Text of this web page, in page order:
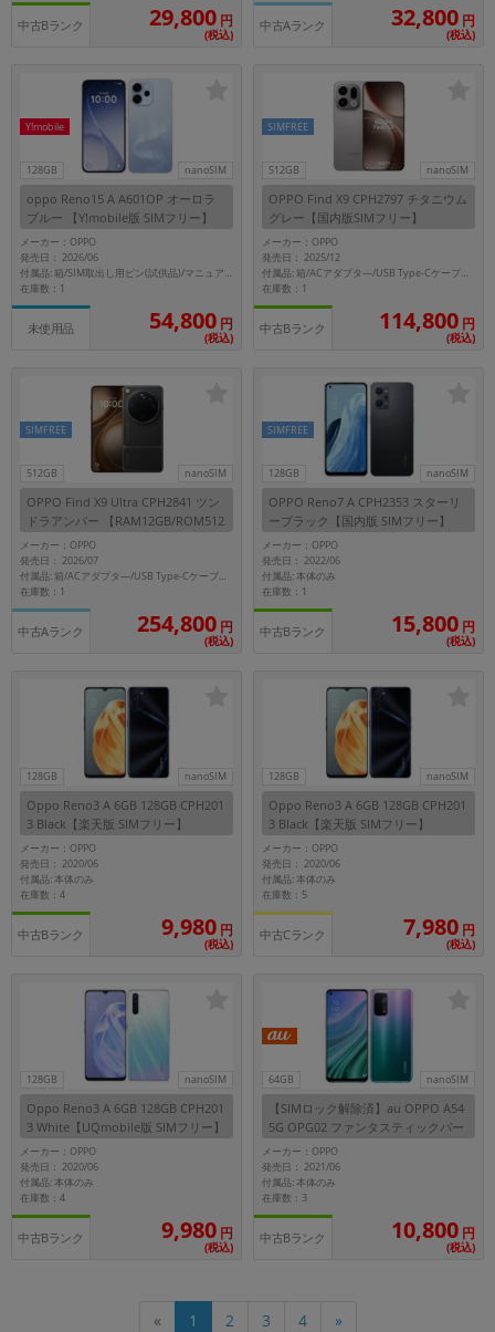
中古Bランク 29,800 円
(税込)
中古Aランク 32,800 円
(税込)
128GB nanoSIM
Y!mobile
oppo Reno15 A A601OP オーロラ
ブルー 【Y!mobile版 SIMフリー】
メーカー：OPPO
発売日： 2026/06
付属品: 箱/SIM取出し用ピン(試供品)/マニュアル
在庫数：1
未使用品 54,800 円
(税込)
512GB nanoSIM
SIMFREE
OPPO Find X9 CPH2797 チタニウム
グレー【国内版SIMフリー】
メーカー：OPPO
発売日： 2025/12
付属品: 箱/ACアダプタ―/USB Type-Cケーブル/保護ケース/SIM取出し用ピン/クイックガイド
在庫数：1
中古Bランク 114,800 円
(税込)
512GB nanoSIM
SIMFREE
OPPO Find X9 Ultra CPH2841 ツン
ドラアンバー 【RAM12GB/ROM512
GB/国内版 SIMフリー】
メーカー：OPPO
発売日： 2026/07
付属品: 箱/ACアダプタ―/USB Type-Cケーブル/保護ケース/SIM取出し用ピン/クイックガイド
在庫数：1
中古Aランク 254,800 円
(税込)
128GB nanoSIM
SIMFREE
OPPO Reno7 A CPH2353 スターリ
ーブラック【国内版 SIMフリー】
メーカー：OPPO
発売日： 2022/06
付属品: 本体のみ
在庫数：1
中古Bランク 15,800 円
(税込)
128GB nanoSIM
Oppo Reno3 A 6GB 128GB CPH201
3 Black【楽天版 SIMフリー】
メーカー：OPPO
発売日： 2020/06
付属品: 本体のみ
在庫数：4
中古Bランク 9,980 円
(税込)
128GB nanoSIM
Oppo Reno3 A 6GB 128GB CPH201
3 Black【楽天版 SIMフリー】
メーカー：OPPO
発売日： 2020/06
付属品: 本体のみ
在庫数：5
中古Cランク 7,980 円
(税込)
128GB nanoSIM
Oppo Reno3 A 6GB 128GB CPH201
3 White【UQmobile版 SIMフリー】
メーカー：OPPO
発売日： 2020/06
付属品: 本体のみ
在庫数：4
中古Bランク 9,980 円
(税込)
64GB nanoSIM
【SIMロック解除済】au OPPO A54
5G OPG02 ファンタスティックパー
プル
メーカー：OPPO
発売日： 2021/06
付属品: 本体のみ
在庫数：3
中古Bランク 10,800 円
(税込)
« 1 2 3 4 »